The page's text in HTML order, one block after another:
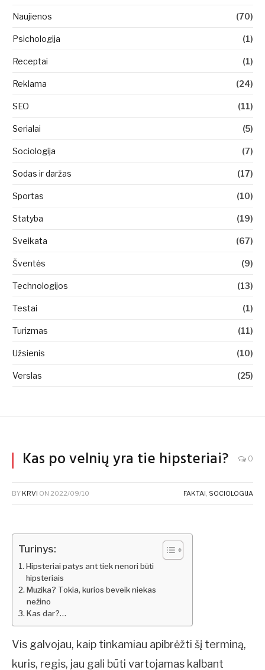
Naujienos (70)
Psichologija (1)
Receptai (1)
Reklama (24)
SEO (11)
Serialai (5)
Sociologija (7)
Sodas ir daržas (17)
Sportas (10)
Statyba (19)
Sveikata (67)
Šventės (9)
Technologijos (13)
Testai (1)
Turizmas (11)
Užsienis (10)
Verslas (25)
Kas po velnių yra tie hipsteriai? 0
BY KRVI ON 2022/09/10 FAKTAI, SOCIOLOGIJA
Turinys:
Hipsteriai patys ant tiek nenori būti
hipsteriais
Muzika? Tokia, kurios beveik niekas
nežino
Kas dar?…
Vis galvojau, kaip tinkamiau apibrėžti šį terminą,
kuris, regis, jau gali būti vartojamas kalbant